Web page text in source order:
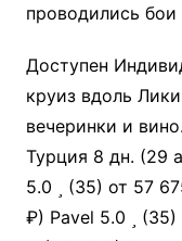
проводились бои
Доступен
круиз вдоль
вечеринки и
Турция 8 дн. (29
5.0
(35) от 57
₽) Pavel 5.0 (35)